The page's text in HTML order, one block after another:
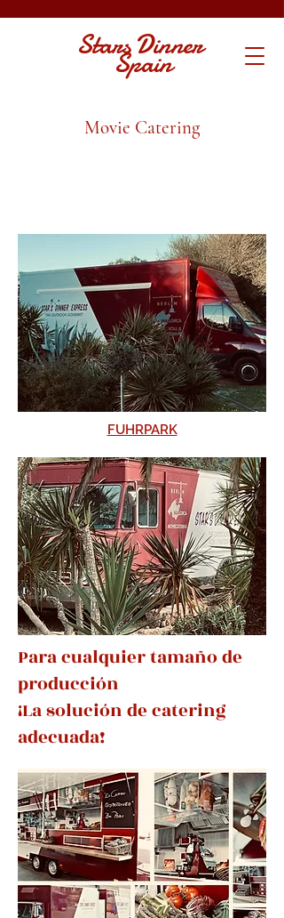
Stars Dinner
Spain
Movie Catering
FUHRPARK
Para cualquier tamaño de
producción
¡La solución de catering
adecuada!